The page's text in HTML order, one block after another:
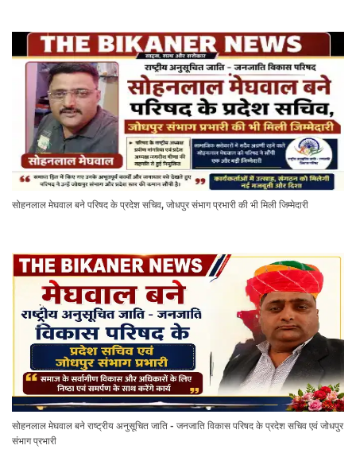
सोहनलाल मेघवाल बने परिषद के प्रदेश सचिव, जोधपुर संभाग प्रभारी की भी मिली जिम्मेदारी
सोहनलाल मेघवाल बने राष्ट्रीय अनुसूचित जाति - जनजाति विकास परिषद के प्रदेश सचिव एवं जोधपुर
संभाग प्रभारी